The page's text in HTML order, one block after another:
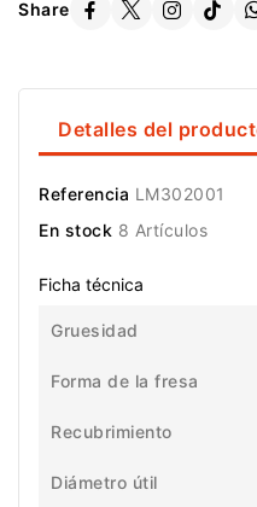
Share
Detalles del
Referencia LM302001
En stock 8 Artículos
Ficha técnica
Gruesidad
Forma de la fresa
Recubrimiento
Diámetro útil